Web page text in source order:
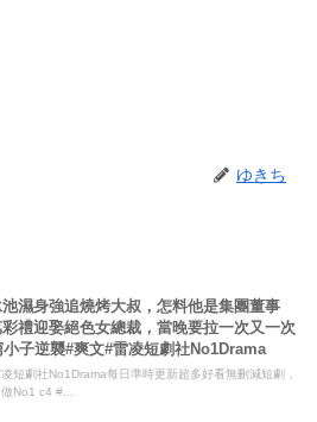
ゆきち
濕身強追燒烤大叔，怎料他是集團董事
禮迎娶絕色女總裁，當晚要拉一次又一次
小子逆襲#爽文#雷凌短劇社No1Drama
短劇社No1Drama每日準時更新超多好看無刪減短劇，
No1 c4 #...